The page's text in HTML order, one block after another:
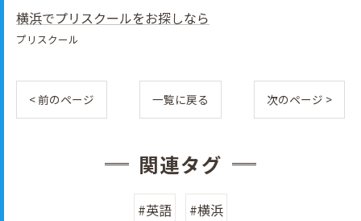
横浜でプリスクールをお探しなら
プリスクール
< 前のページ 一覧に戻る 次のページ >
関連タグ
#英語 #横浜